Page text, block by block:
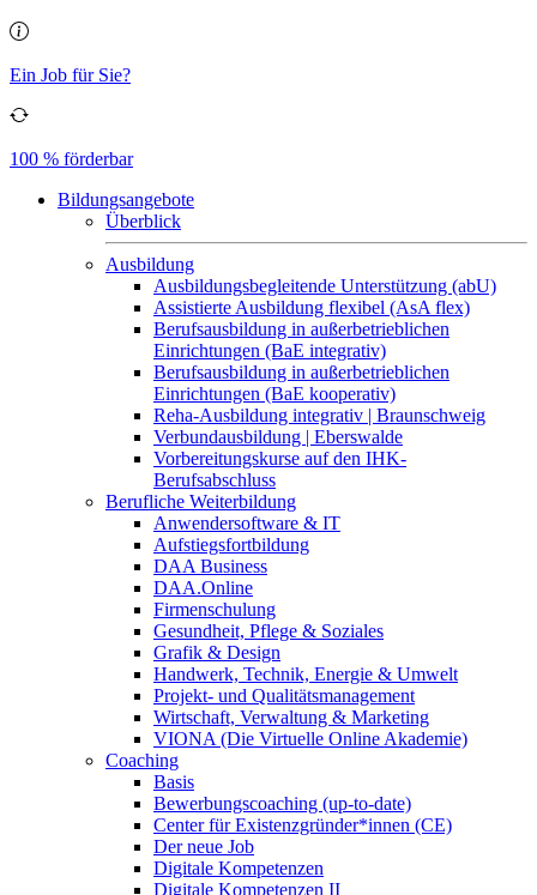
Ein Job für Sie?
100 % förderbar
Bildungsangebote
Überblick
Ausbildung
Ausbildungsbegleitende Unterstützung (abU)
Assistierte Ausbildung flexibel (AsA flex)
Berufsausbildung in außerbetrieblichen
Einrichtungen (BaE integrativ)
Berufsausbildung in außerbetrieblichen
Einrichtungen (BaE kooperativ)
Reha-Ausbildung integrativ | Braunschweig
Verbundausbildung | Eberswalde
Vorbereitungskurse auf den IHK-
Berufsabschluss
Berufliche Weiterbildung
Anwendersoftware & IT
Aufstiegsfortbildung
DAA Business
DAA.Online
Firmenschulung
Gesundheit, Pflege & Soziales
Grafik & Design
Handwerk, Technik, Energie & Umwelt
Projekt- und Qualitätsmanagement
Wirtschaft, Verwaltung & Marketing
VIONA (Die Virtuelle Online Akademie)
Coaching
Basis
Bewerbungscoaching (up-to-date)
Center für Existenzgründer*innen (CE)
Der neue Job
Digitale Kompetenzen
Digitale Kompetenzen II